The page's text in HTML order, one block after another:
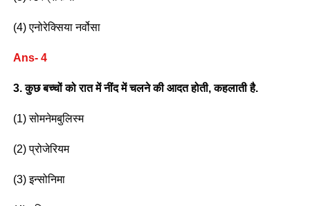
(4) एनोरेक्सिया नर्वोसा
Ans- 4
3. कुछ बच्चों को रात में नींद में चलने की आदत होती, कहलाती है.
(1) सोमनेमबुलिस्म
(2) प्रोजेरियम
(3) इन्सोनिमा